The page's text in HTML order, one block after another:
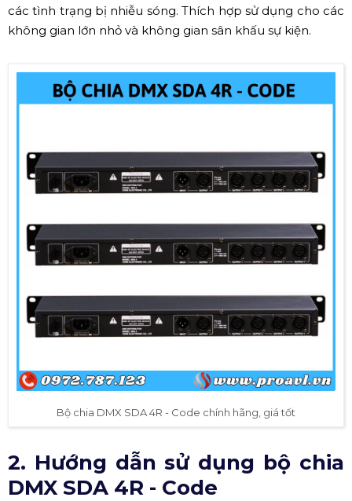
các tình trạng bị nhiễu sóng. Thích hợp sử dụng cho các
không gian lớn nhỏ và không gian sân khấu sự kiện.
Bộ chia DMX SDA 4R - Code chính hãng, giá tốt
2. Hướng dẫn sử dụng bộ chia
DMX SDA 4R - Code